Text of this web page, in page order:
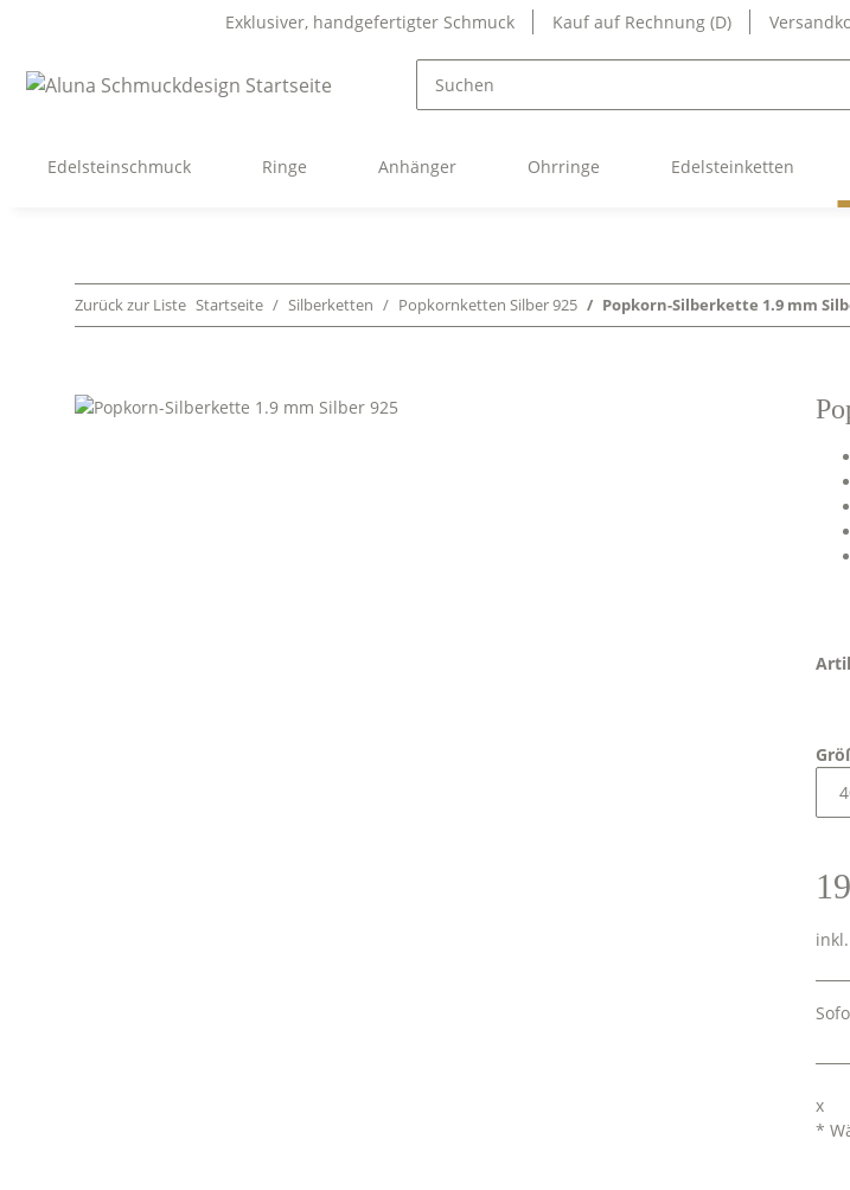
Exklusiver, handgefertigter Schmuck Kauf auf Rechnung (D)
Edelsteinschmuck Ringe Anhänger Ohrringe Edelsteinketten
Zurück zur Liste Startseite Silberketten Popkornketten Silber 925 Popkorn-Silberkette 1.9 mm
x
*